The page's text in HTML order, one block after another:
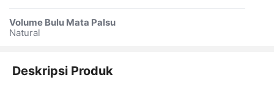
Volume Bulu Mata Palsu
Natural
Deskripsi Produk